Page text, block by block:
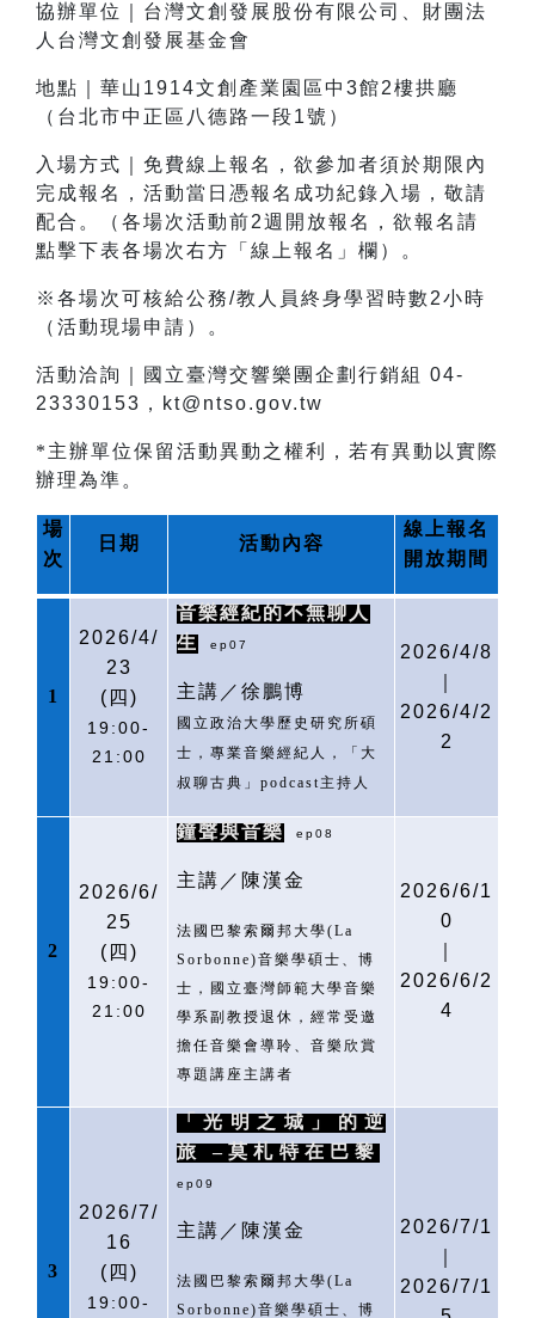
協辦單位｜台灣文創發展股份有限公司、財團法
人台灣文創發展基金會
地點｜華山1914文創產業園區中3館2樓拱廳
（台北市中正區八德路一段1號）
入場方式｜免費線上報名，欲參加者須於期限內
完成報名，活動當日憑報名成功紀錄入場，敬請
配合。（各場次活動前2週開放報名，欲報名請
點擊下表各場次右方「線上報名」欄）。
※各場次可核給公務/教人員終身學習時數2小時
（活動現場申請）。
活動洽詢｜國立臺灣交響樂團企劃行銷組 04-
23330153，kt@ntso.gov.tw
*主辦單位保留活動異動之權利，若有異動以實際
辦理為準。
場
次
日期 活動內容
線上報名
開放期間
1
2026/4/
23
( 四)
19:00-
21:00
音樂經紀的不無聊人
生
ep07
主講／徐鵬博
國立政治大學歷史研究所碩
士，專業音樂經紀人，「大
叔聊古典」 podcast主持人
2026/4/8
2026/4/2
2
2
2026/6/
25
( 四)
19:00-
21:00
鐘聲與音樂 ep08
主講／陳漢金
法國巴黎索爾邦大學(La
Sorbonne)音樂學碩士、博
士，國立臺灣師範大學音樂
學系副教授退休，經常受邀
擔任音樂會導聆、音樂欣賞
專題講座主講者
2026/6/1
0
2026/6/2
4
3
2026/7/
16
( 四)
19:00-
「光明之城」的逆
旅
–莫札特在巴黎
ep09
主講／陳漢金
法國巴黎索爾邦大學(La
Sorbonne)音樂學碩士、博
2026/7/1
2026/7/1